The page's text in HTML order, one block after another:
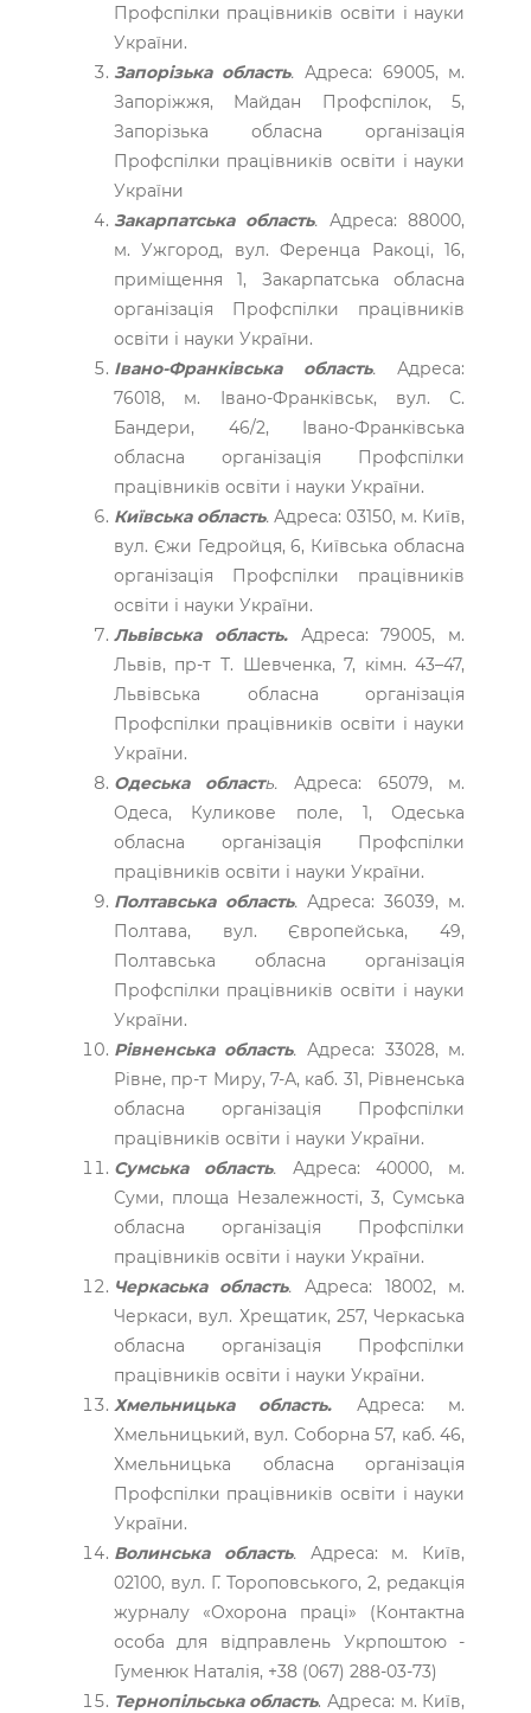
Профспілки працівників освіти і науки
України.
Запорізька область. Адреса: 69005, м.
Запоріжжя, Майдан Профспілок, 5,
Запорізька обласна організація
Профспілки працівників освіти і науки
України
Закарпатська область. Адреса: 88000,
м. Ужгород, вул. Ференца Ракоці, 16,
приміщення 1, Закарпатська обласна
організація Профспілки працівників
освіти і науки України.
Івано-Франківська область. Адреса:
76018, м. Івано-Франківськ, вул. С.
Бандери, 46/2, Івано-Франківська
обласна організація Профспілки
працівників освіти і науки України.
Київська область.Адреса: 03150, м. Київ,
вул. Єжи Гедройця, 6, Київська обласна
організація Профспілки працівників
освіти і науки України.
Львівська область. Адреса: 79005, м.
Львів, пр-т Т. Шевченка, 7, кімн. 43–47,
Львівська обласна організація
Профспілки працівників освіти і науки
України.
Одеська область. Адреса: 65079, м.
Одеса, Куликове поле, 1, Одеська
обласна організація Профспілки
працівників освіти і науки України.
Полтавська область.Адреса: 36039, м.
Полтава, вул. Європейська, 49,
Полтавська обласна організація
Профспілки працівників освіти і науки
України.
Рівненська область. Адреса: 33028, м.
Рівне, пр-т Миру, 7-А, каб. 31, Рівненська
обласна організація Профспілки
працівників освіти і науки України.
Сумська область. Адреса: 40000, м.
Суми, площа Незалежності, 3, Сумська
обласна організація Профспілки
працівників освіти і науки України.
Черкаська область. Адреса: 18002, м.
Черкаси, вул. Хрещатик, 257, Черкаська
обласна організація Профспілки
працівників освіти і науки України.
Хмельницька область. Адреса: м.
Хмельницький, вул. Соборна 57, каб. 46,
Хмельницька обласна організація
Профспілки працівників освіти і науки
України.
Волинська область. Адреса: м. Київ,
02100, вул. Г. Тороповського, 2, редакція
журналу «Охорона праці» (Контактна
особа для відправлень Укрпоштою -
Гуменюк Наталія, +38 (067) 288-03-73)
Тернопільська область. Адреса: м. Київ,